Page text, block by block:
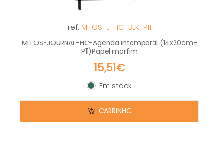
ref: MITOS-J-HC-BLK-P11
MITOS-JOURNAL-HC-Agenda Intemporal (14x20cm-
P11)Papel marfim
15,51€
Em stock
Em stock
CARRINHO